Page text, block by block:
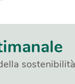
sostenibilità